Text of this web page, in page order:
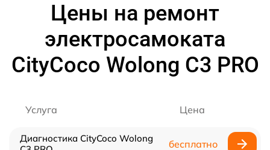
Цены на ремонт
электросамоката
CityCoco Wolong C3 PRO
Услуга Цена
Диагностика CityCoco Wolong
бесплатно